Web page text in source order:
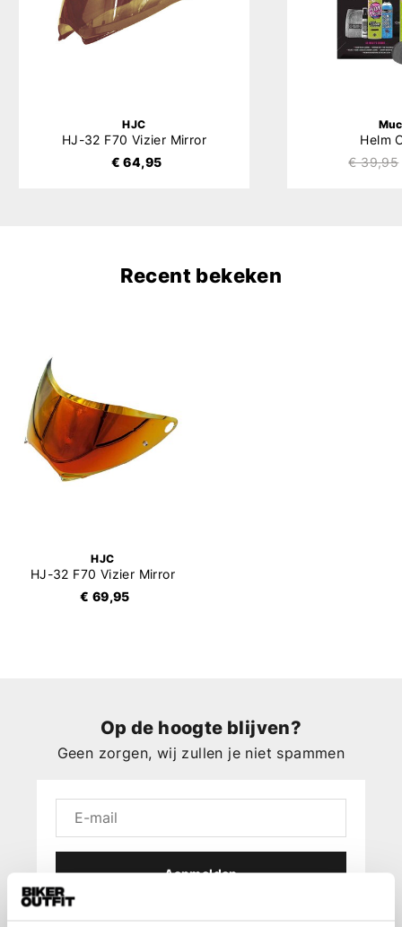
HJC
HJ-32 F70 Vizier Mirror
€ 64,95
Helm
€ 39,95
Recent bekeken
HJC
HJ-32 F70 Vizier Mirror
€ 69,95
Op de hoogte blijven?
Geen zorgen, wij zullen je niet spammen
Aanmelden